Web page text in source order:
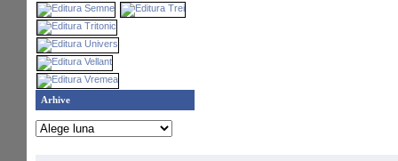
Arhive